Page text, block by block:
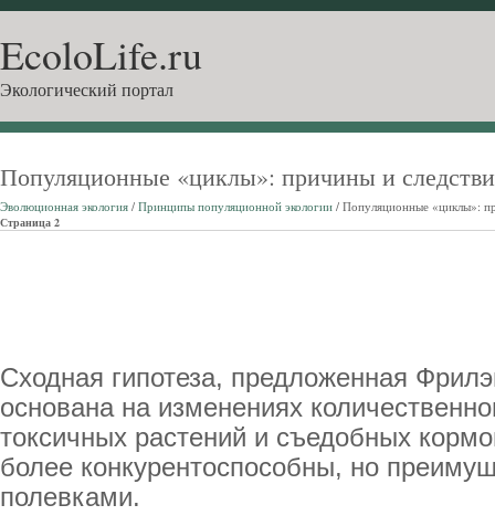
EcoloLife.ru
Экологический портал
Популяционные «циклы»: причины и
Эволюционная экология / Принципы популяционной экологии / Популяционные «циклы»:
Страница 2
Сходная гипотеза, предложенная
основана на изменениях
токсичных растений и съедобных
более конкурентоспособны, но
полевками.